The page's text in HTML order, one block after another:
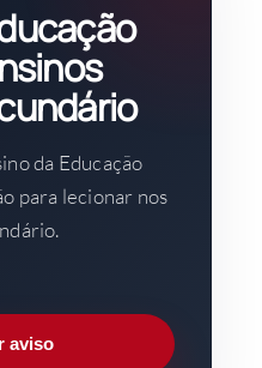
da Educação
para lecionar nos
aviso